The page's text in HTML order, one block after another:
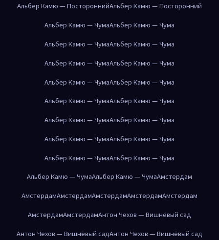
Альбер Камю — ПостороннийАльбер Камю — Посторонний
Альбер Камю — ЧумаАльбер Камю — Чума
Альбер Камю — ЧумаАльбер Камю — Чума
Альбер Камю — ЧумаАльбер Камю — Чума
Альбер Камю — ЧумаАльбер Камю — Чума
Альбер Камю — ЧумаАльбер Камю — Чума
Альбер Камю — ЧумаАльбер Камю — Чума
Альбер Камю — ЧумаАльбер Камю — Чума
Альбер Камю — ЧумаАльбер Камю — Чума
Альбер Камю — ЧумаАльбер Камю — ЧумаАмстердам
АмстердамАмстердамАмстердамАмстердамАмстердам
АмстердамАмстердамАнтон Чехов — Вишнёвый сад
Антон Чехов — Вишнёвый садАнтон Чехов — Вишнёвый сад